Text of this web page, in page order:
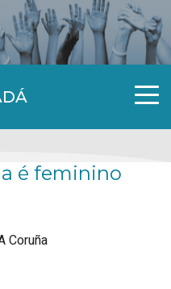
é feminino
Coruña